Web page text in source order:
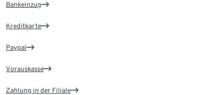
Bankeinzug
Kreditkarte
Paypal
Vorauskasse
Zahlung in der Filiale